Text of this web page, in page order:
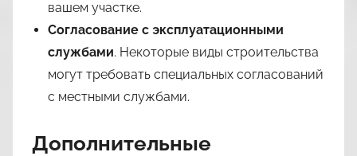
вашем участке.
Согласование с эксплуатационными
службами. Некоторые виды строительства
могут требовать специальных согласований
с местными службами.
Дополнительные